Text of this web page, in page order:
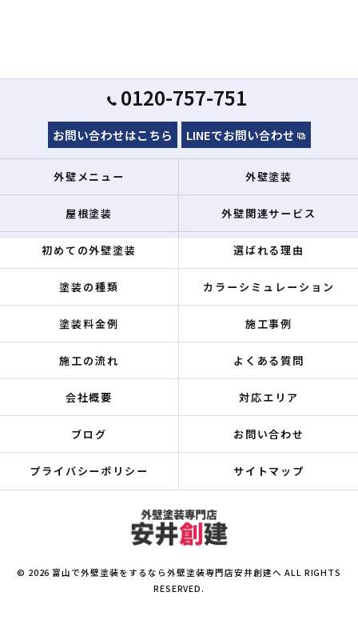
0120-757-751
お問い合わせはこちら LINEでお問い合わせ
外壁メニュー 外壁塗装
屋根塗装 外壁関連サービス
初めての外壁塗装 選ばれる理由
塗装の種類 カラーシミュレーション
塗装料金例 施工事例
施工の流れ よくある質問
会社概要 対応エリア
ブログ お問い合わせ
プライバシーポリシー サイトマップ
© 2026 富山で外壁塗装をするなら外壁塗装専門店安井創建へ ALL RIGHTS
RESERVED.